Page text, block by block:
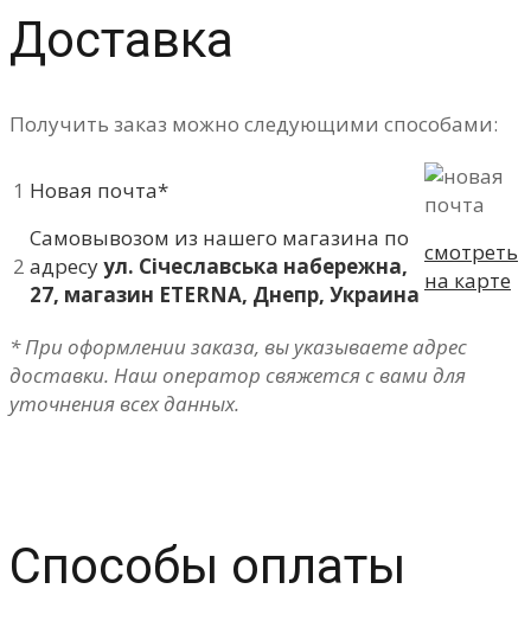
Доставка
Получить заказ можно следующими способами:
1 Новая почта*
2
Самовывозом из нашего магазина по
адресуул. Січеславська набережна,
27, магазин ETERNA, Днепр, Украина
смотреть
на карте
* При оформлении заказа, вы указываете адрес
доставки. Наш оператор свяжется с вами для
уточнения всех данных.
Способы оплаты